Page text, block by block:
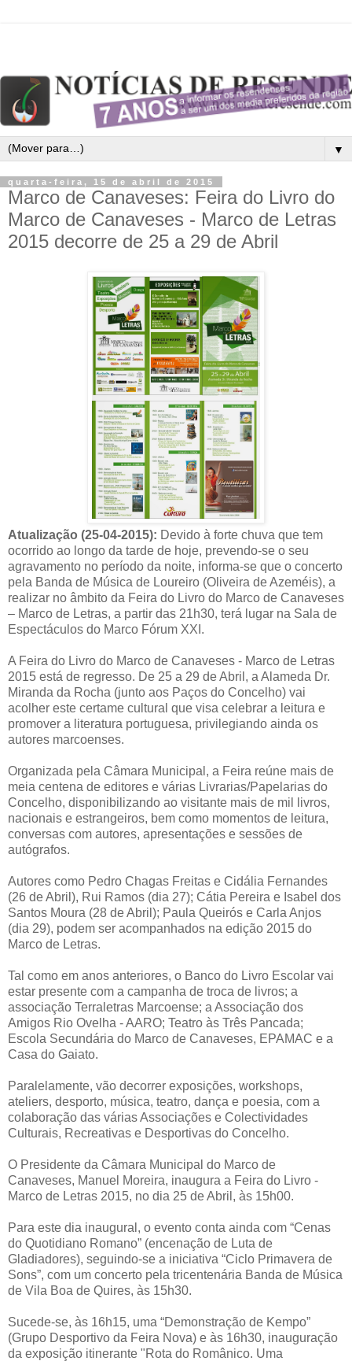
▼
quarta-feira, 15 de abril de 2015
Marco de Canaveses: Feira do Livro do
Marco de Canaveses - Marco de Letras
2015 decorre de 25 a 29 de Abril
Atualização (25-04-2015): Devido à forte chuva que tem
ocorrido ao longo da tarde de hoje, prevendo-se o seu
agravamento no período da noite, informa-se que o concerto
pela Banda de Música de Loureiro (Oliveira de Azeméis), a
realizar no âmbito da Feira do Livro do Marco de Canaveses
– Marco de Letras, a partir das 21h30, terá lugar na Sala de
Espectáculos do Marco Fórum XXI.
A Feira do Livro do Marco de Canaveses - Marco de Letras
2015 está de regresso. De 25 a 29 de Abril, a Alameda Dr.
Miranda da Rocha (junto aos Paços do Concelho) vai
acolher este certame cultural que visa celebrar a leitura e
promover a literatura portuguesa, privilegiando ainda os
autores marcoenses.
Organizada pela Câmara Municipal, a Feira reúne mais de
meia centena de editores e várias Livrarias/Papelarias do
Concelho, disponibilizando ao visitante mais de mil livros,
nacionais e estrangeiros, bem como momentos de leitura,
conversas com autores, apresentações e sessões de
autógrafos.
Autores como Pedro Chagas Freitas e Cidália Fernandes
(26 de Abril), Rui Ramos (dia 27); Cátia Pereira e Isabel dos
Santos Moura (28 de Abril); Paula Queirós e Carla Anjos
(dia 29), podem ser acompanhados na edição 2015 do
Marco de Letras.
Tal como em anos anteriores, o Banco do Livro Escolar vai
estar presente com a campanha de troca de livros; a
associação Terraletras Marcoense; a Associação dos
Amigos Rio Ovelha - AARO; Teatro às Três Pancada;
Escola Secundária do Marco de Canaveses, EPAMAC e a
Casa do Gaiato.
Paralelamente, vão decorrer exposições, workshops,
ateliers, desporto, música, teatro, dança e poesia, com a
colaboração das várias Associações e Colectividades
Culturais, Recreativas e Desportivas do Concelho.
O Presidente da Câmara Municipal do Marco de
Canaveses, Manuel Moreira, inaugura a Feira do Livro -
Marco de Letras 2015, no dia 25 de Abril, às 15h00.
Para este dia inaugural, o evento conta ainda com “Cenas
do Quotidiano Romano” (encenação de Luta de
Gladiadores), seguindo-se a iniciativa “Ciclo Primavera de
Sons”, com um concerto pela tricentenária Banda de Música
de Vila Boa de Quires, às 15h30.
Sucede-se, às 16h15, uma “Demonstração de Kempo”
(Grupo Desportivo da Feira Nova) e às 16h30, inauguração
da exposição itinerante "Rota do Românico. Uma